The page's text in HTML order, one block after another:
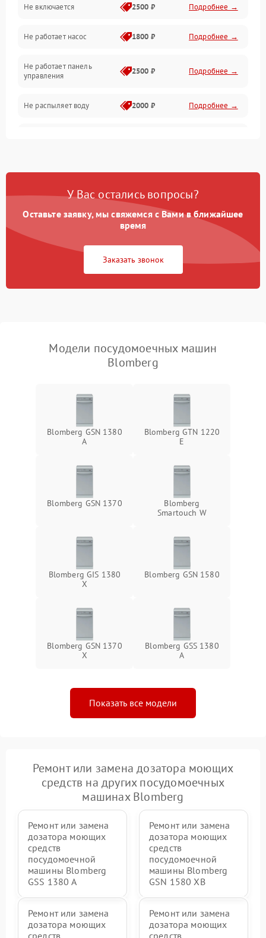
Нагрев
Вода
Гигиена
Программное обеспечение
Не включается 2500 ₽ Подробнее →
Не работает насос 1800 ₽ Подробнее →
Не работает панель
управления
2500 ₽ Подробнее →
Не распыляет воду 2000 ₽ Подробнее →
Проблемы с набором
Не работает сушилка 2100 ₽ Подробнее →
Сбои в работе таймера 1700 ₽
У Вас остались вопросы?
Оставьте заявку, мы свяжемся с Вами в ближайшее
время
Заказать звонок
Модели посудомоечных машин
Blomberg
Blomberg GSN 1380
A
Blomberg GTN 1220
E
Blomberg GSN 1370
Blomberg
Smartouch W
Blomberg GIS 1380
X
Blomberg GSN 1580
Blomberg GSN 1370
X
Blomberg GSS 1380
А
Показать все модели
Ремонт или замена дозатора моющих
средств на других посудомоечных
машинах Blomberg
Ремонт или замена
дозатора моющих
средств
посудомоечной
машины Blomberg
GSS 1380 А
Ремонт или замена
дозатора моющих
средств
посудомоечной
машины Blomberg
GSN 1580 XB
Ремонт или замена
дозатора моющих
Ремонт или замена
дозатора моющих